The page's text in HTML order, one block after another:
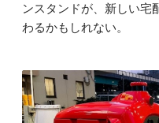
ンスタンドが、新しい宅
わるかもしれない。